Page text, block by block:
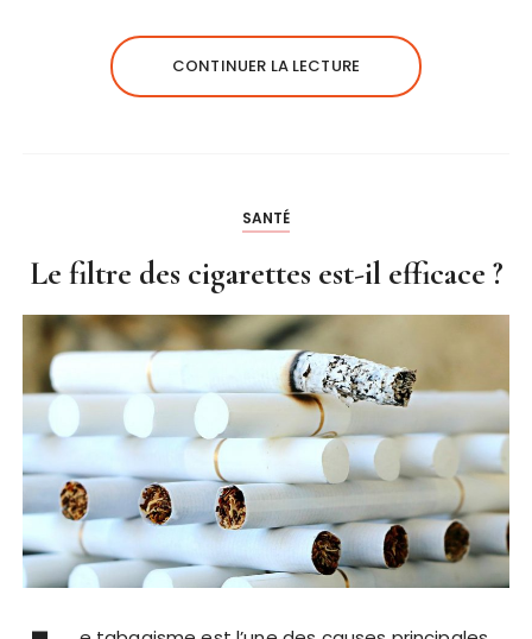
CONTINUER LA LECTURE
SANTÉ
Le filtre des cigarettes est-il efficace ?